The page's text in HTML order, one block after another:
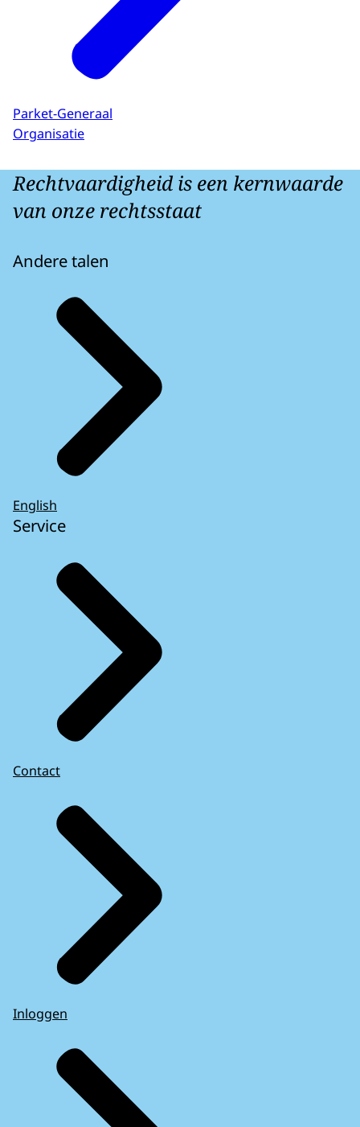
Parket-Generaal
Organisatie
Rechtvaardigheid is een kernwaarde
van onze rechtsstaat
Andere talen
English
Service
Contact
Inloggen